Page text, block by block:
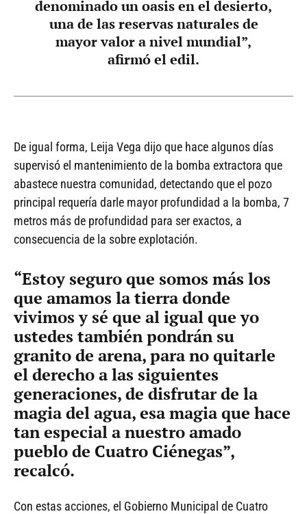
denominado un oasis en el desierto,
una de las reservas naturales de
mayor valor a nivel mundial”,
afirmó el edil.
De igual forma, Leija Vega dijo que hace algunos días
supervisó el mantenimiento de la bomba extractora que
abastece nuestra comunidad, detectando que el pozo
principal requería darle mayor profundidad a la bomba, 7
metros más de profundidad para ser exactos, a
consecuencia de la sobre explotación.
“Estoy seguro que somos más los
que amamos la tierra donde
vivimos y sé que al igual que yo
ustedes también pondrán su
granito de arena, para no quitarle
el derecho a las siguientes
generaciones, de disfrutar de la
magia del agua, esa magia que hace
tan especial a nuestro amado
pueblo de Cuatro Ciénegas”,
recalcó.
Con estas acciones, el Gobierno Municipal de Cuatro